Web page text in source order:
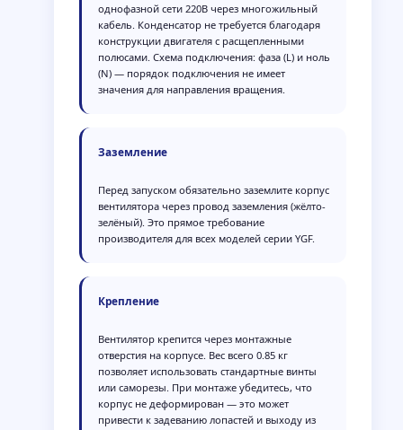
однофазной сети 220В через многожильный
кабель. Конденсатор не требуется благодаря
конструкции двигателя с расщепленными
полюсами. Схема подключения: фаза (L) и ноль
(N) — порядок подключения не имеет
значения для направления вращения.
Заземление
Перед запуском обязательно заземлите корпус
вентилятора через провод заземления (жёлто-
зелёный). Это прямое требование
производителя для всех моделей серии YGF.
Крепление
Вентилятор крепится через монтажные
отверстия на корпусе. Вес всего 0.85 кг
позволяет использовать стандартные винты
или саморезы. При монтаже убедитесь, что
корпус не деформирован — это может
привести к задеванию лопастей и выходу из